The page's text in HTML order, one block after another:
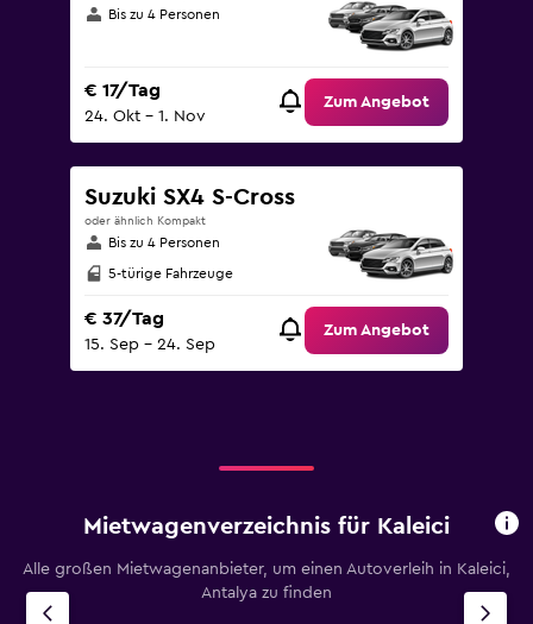
Bis zu 4 Personen
€ 17/Tag
24. Okt – 1. Nov
Zum Angebot
Suzuki SX4 S-Cross
oder ähnlich Kompakt
Bis zu 4 Personen
5-türige Fahrzeuge
€ 37/Tag
15. Sep – 24. Sep
Zum Angebot
Mietwagenverzeichnis für Kaleici
Alle großen Mietwagenanbieter, um einen Autoverleih in Kaleici,
Antalya zu finden